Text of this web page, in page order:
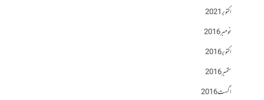
اکتوبر 2021
نومبر 2016
اکتوبر 2016
ستمبر 2016
اگست 2016